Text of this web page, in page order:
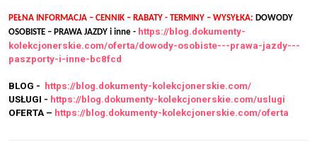
PEŁNA INFORMACJA – CENNIK – RABATY - TERMINY – WYSYŁKA: DOWODY
OSOBISTE – PRAWA JAZDY i inne - https://blog.dokumenty-
kolekcjonerskie.com/oferta/dowody-osobiste---prawa-jazdy---
paszporty-i-inne-bc8fcd
BLOG -
https://blog.dokumenty-kolekcjonerskie.com/
USŁUGI - https://blog.dokumenty-kolekcjonerskie.com/uslugi
OFERTA – https://blog.dokumenty-kolekcjonerskie.com/oferta